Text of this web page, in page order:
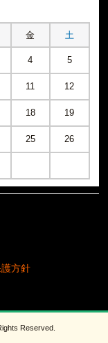
金 土
4 5
11 12
18 19
25 26
方針
Reserved.